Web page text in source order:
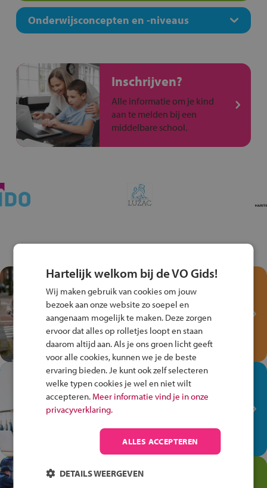
Onderwijsconcepten en -niveaus
Inschrijven?
Alle informatie om je kind
aan te melden bij een
middelbare school.
Test je kennis met het
Fiets Veilig
Verkeersspel!
Speel het Fiets Veilig Verkeersspel
en win een Cortina-fiets!
In de winkel ben je op je
plek!
Ontdek via het vmbo jouw talent
op de winkelvloer, waar elke dag
anders is!
Jouw talent in de
Hartelijk welkom bij de VO Gids!
Wij maken gebruik van cookies om jouw
bezoek aan onze website zo soepel en
aangenaam mogelijk te maken. Deze zorgen
ervoor dat alles op rolletjes loopt en staan
daarom altijd aan. Als je ons groen licht geeft
voor alle cookies, kunnen we je de beste
ervaring bieden. Je kunt ook zelf selecteren
welke typen cookies je wel en niet wilt
accepteren. Meer informatie vind je in onze
privacyverklaring.
ALLES ACCEPTEREN
DETAILS WEERGEVEN